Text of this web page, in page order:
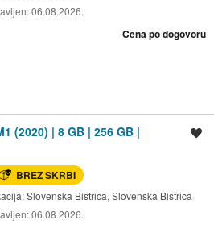
06.08.2026.
Cena po dogovoru
(2020) | 8 GB | 256 GB |
BREZ SKRBI
Slovenska Bistrica, Slovenska Bistrica
06.08.2026.